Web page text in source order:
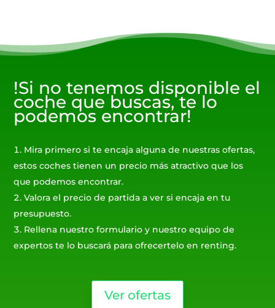
!Si no tenemos disponible el
coche que buscas, te lo
podemos encontrar!
Mira primero si te encaja alguna de nuestras ofertas,
estos coches tienen un precio más atractivo que los
que podemos encontrar.
Valora el precio de partida a ver si encaja en tu
presupuesto.
Rellena nuestro formulario y nuestro equipo de
expertos te lo buscará para ofrecertelo en renting.
Ver ofertas